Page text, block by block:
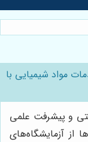
مواد شیمیایی با
و پیشرفت علمی
از آزمایشگاه‌های